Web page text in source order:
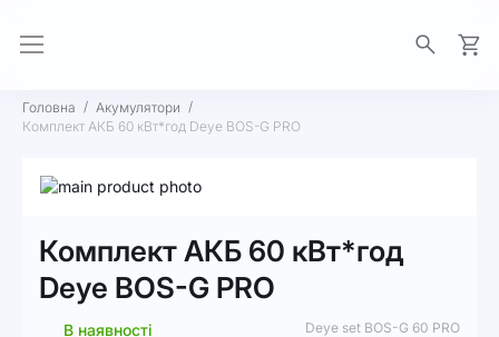
Головна
Акумулятори
Комплект АКБ 60 кВт*год Deye BOS-G PRO
Перейти
галереї
зображень
початку
галереї
зображень
Комплект АКБ 60 кВт*год
Deye BOS-G PRO
В наявності Deye set BOS-G 60 PRO